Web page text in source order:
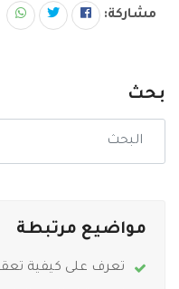
مشاركة:
بحث
مواضيع مرتبطة
تعرف على كيفية